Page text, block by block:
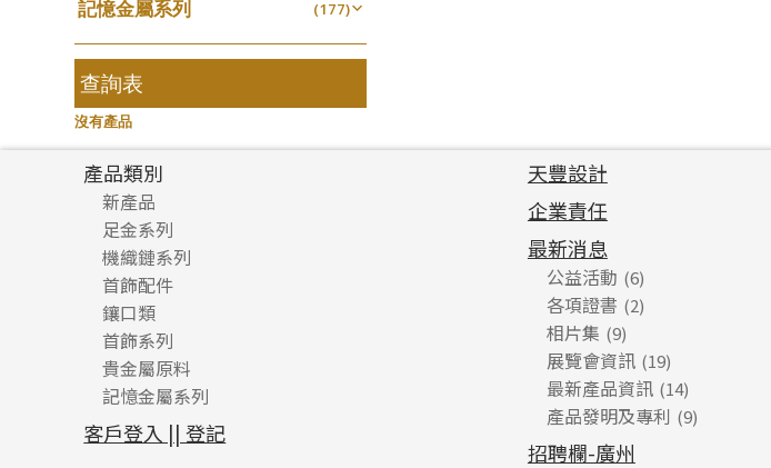
管扣系列 (4)
星座吊墜 (12)
水泡扣
珠扣
鑲口手鏈系列 (146)
空心车花管首饰链 (15)
空心手鐲系列 (8)
牛仔鏈
記憶金屬系列 (177)
記憶戒指 (30)
拉簧珠珠手鏈
記憶鈦手鐲
查詢表
沒有產品
產品類別
新產品
足金系列
足金配件
機織鏈系列
珠仔鏈
镶口链
管狀網鏈
十字車花鏈系列
十字閃O鏈系列
十字錘打鏈系列
側身車花鏈系列
首飾配件
耳環類配件
卷迫系列
螺絲迫系列
梅花迫系列
平臺迫系列
綫拍系列
鏈類配件
動感車花吊墜
調節珠系列
生圈扣系列
龍蝦扣系列
其他類配件
珠盤系列
袖口鈕系列
焊片及鐳射綫
珠類配件
無孔光身珠
空心光身珠
鑲口類
四爪頭系列
六爪頭系列
車花片
動感車花片
鑲口戒指
首飾系列
手镯系列
戒指系列
空心耳環
空心车花管首饰链
貴金屬原料
千足金
記憶金屬系列
記憶戒指
拉簧珠珠手鏈
客戶登入 || 登記
天豐設計
企業責任
最新消息
公益活動 (6)
各項證書 (2)
相片集 (9)
展覽會資訊 (19)
最新產品資訊 (14)
產品發明及專利 (9)
招聘欄-廣州